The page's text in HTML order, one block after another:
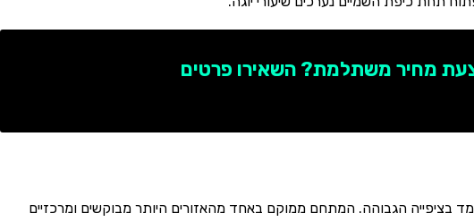
מחיר משתלמת? השאירו פרטים
בציפייה הגבוהה. המתחם ממוקם באחד מהאזורים היותר מבוקשים ומרכזיים